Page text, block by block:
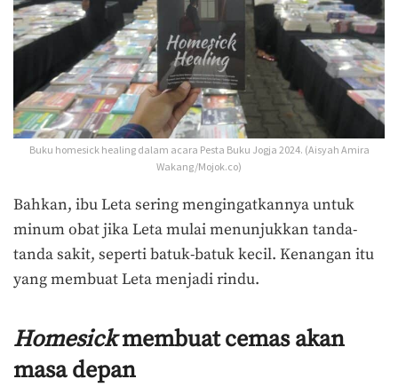
Buku homesick healing dalam acara Pesta Buku Jogja 2024. (Aisyah Amira
Wakang/Mojok.co)
Bahkan, ibu Leta sering mengingatkannya untuk
minum obat jika Leta mulai menunjukkan tanda-
tanda sakit, seperti batuk-batuk kecil. Kenangan itu
yang membuat Leta menjadi rindu.
Homesickmembuat cemas akan
masa depan